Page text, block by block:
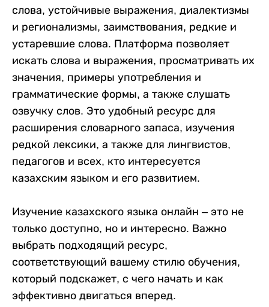
слова, устойчивые выражения, диалектизмы
и регионализмы, заимствования, редкие и
устаревшие слова. Платформа позволяет
искать слова и выражения, просматривать их
значения, примеры употребления и
грамматические формы, а также слушать
озвучку слов. Это удобный ресурс для
расширения словарного запаса, изучения
редкой лексики, а также для лингвистов,
педагогов и всех, кто интересуется
казахским языком и его развитием.
Изучение казахского языка онлайн – это не
только доступно, но и интересно. Важно
выбрать подходящий ресурс,
соответствующий вашему стилю обучения,
который подскажет, с чего начать и как
эффективно двигаться вперед.